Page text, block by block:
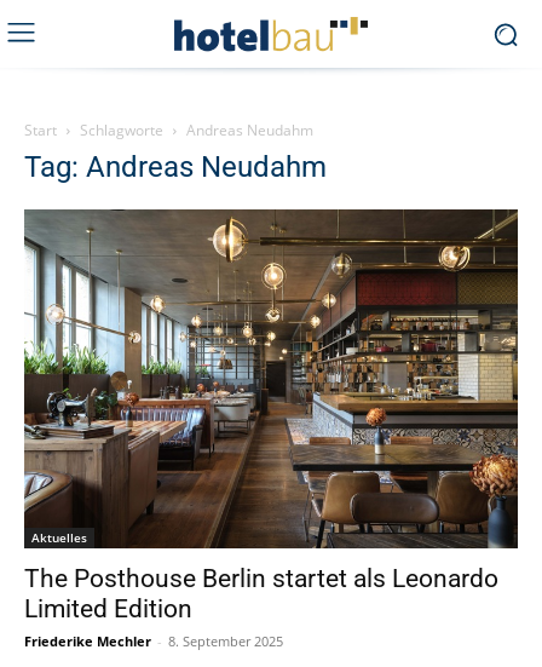
Start Schlagworte Andreas Neudahm
Tag: Andreas Neudahm
Aktuelles
The Posthouse Berlin startet als Leonardo
Limited Edition
Friederike Mechler - 8. September 2025